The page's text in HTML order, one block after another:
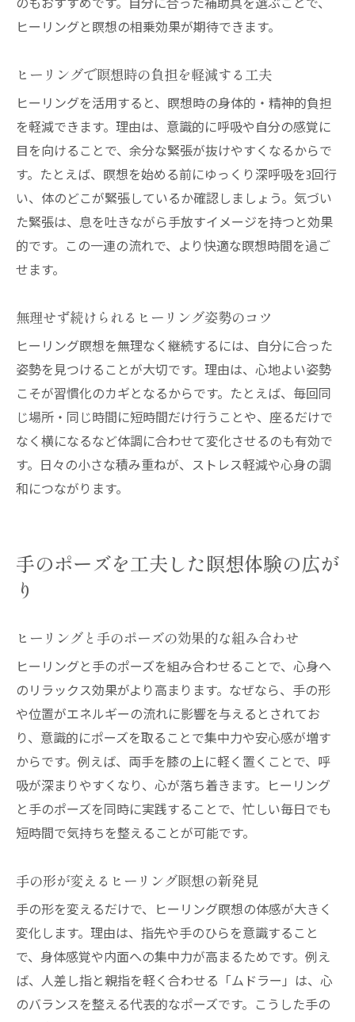
のもおすすめです。自分に合った補助具を選ぶことで、
ヒーリングと瞑想の相乗効果が期待できます。
ヒーリングで瞑想時の負担を軽減する工夫
ヒーリングを活用すると、瞑想時の身体的・精神的負担
を軽減できます。理由は、意識的に呼吸や自分の感覚に
目を向けることで、余分な緊張が抜けやすくなるからで
す。たとえば、瞑想を始める前にゆっくり深呼吸を3回行
い、体のどこが緊張しているか確認しましょう。気づい
た緊張は、息を吐きながら手放すイメージを持つと効果
的です。この一連の流れで、より快適な瞑想時間を過ご
せます。
無理せず続けられるヒーリング姿勢のコツ
ヒーリング瞑想を無理なく継続するには、自分に合った
姿勢を見つけることが大切です。理由は、心地よい姿勢
こそが習慣化のカギとなるからです。たとえば、毎回同
じ場所・同じ時間に短時間だけ行うことや、座るだけで
なく横になるなど体調に合わせて変化させるのも有効で
す。日々の小さな積み重ねが、ストレス軽減や心身の調
和につながります。
手のポーズを工夫した瞑想体験の広が
り
ヒーリングと手のポーズの効果的な組み合わせ
ヒーリングと手のポーズを組み合わせることで、心身へ
のリラックス効果がより高まります。なぜなら、手の形
や位置がエネルギーの流れに影響を与えるとされてお
り、意識的にポーズを取ることで集中力や安心感が増す
からです。例えば、両手を膝の上に軽く置くことで、呼
吸が深まりやすくなり、心が落ち着きます。ヒーリング
と手のポーズを同時に実践することで、忙しい毎日でも
短時間で気持ちを整えることが可能です。
手の形が変えるヒーリング瞑想の新発見
手の形を変えるだけで、ヒーリング瞑想の体感が大きく
変化します。理由は、指先や手のひらを意識すること
で、身体感覚や内面への集中力が高まるためです。例え
ば、人差し指と親指を軽く合わせる「ムドラー」は、心
のバランスを整える代表的なポーズです。こうした手の